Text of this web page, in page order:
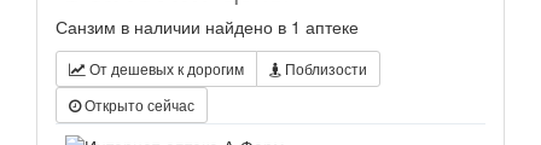
Санзим в наличии найдено в 1 аптеке
От дешевых к дорогим
Поблизости
Открыто сейчас